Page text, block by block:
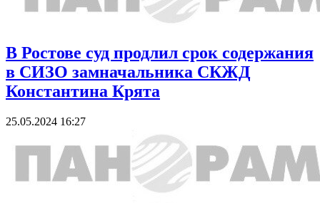
В Ростове суд продлил срок содержания
в СИЗО замначальника СКЖД
Константина Крята
25.05.2024 16:27